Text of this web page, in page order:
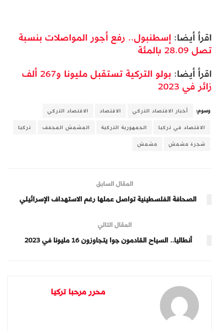
اقرأ أيضا:إسطنبول.. رفع أجور المواصلات بنسبة
تصل 28.09 بالمئة
اقرأ أيضا:
بولو التركية تستقبل مليونا و267 ألف
زائر في 2023
وسوم: أخبار الاقتصاد التركي الاقتصاد
الاقتصاد التركي
الاقتصاد في تركيا
الجمهورية التركية المشمش المجفف
تركيا
شجرة مشمش
مشمش
المقال السابق
الصحافة الفلسطينية تواصل عملها رغم الاستهداف الإسرائيلي
المقال التالي
أنطاليا.. السياح القادمون جوا يتجاوزون 16 مليونا في 2023
محرر مرحبا تركيا